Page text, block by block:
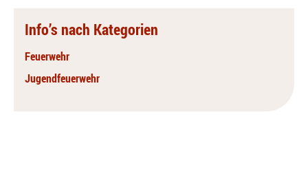
Info’s nach Kategorien
Feuerwehr
Jugendfeuerwehr